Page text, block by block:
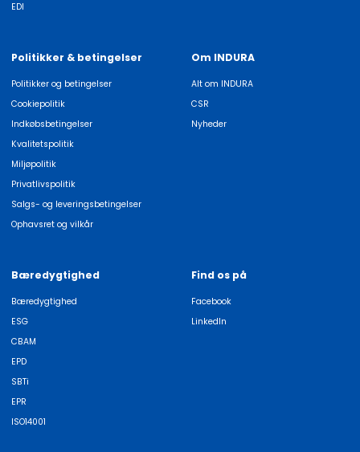
EDI
Politikker & betingelser
Politikker og betingelser
Cookiepolitik
Indkøbsbetingelser
Kvalitetspolitik
Miljøpolitik
Privatlivspolitik
Salgs- og leveringsbetingelser
Ophavsret og vilkår
Om INDURA
Alt om INDURA
CSR
Nyheder
Bæredygtighed
Bæredygtighed
ESG
CBAM
EPD
SBTi
EPR
ISO14001
Find os på
Facebook
LinkedIn